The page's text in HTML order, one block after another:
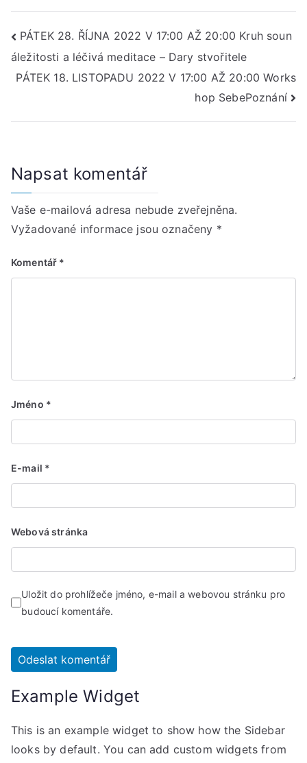
Navigace
pro
PÁTEK 28. ŘÍJNA 2022 V 17:00 AŽ 20:00 Kruh soun
áležitosti a léčivá meditace – Dary stvořitele
PÁTEK 18. LISTOPADU 2022 V 17:00 AŽ 20:00 Works
hop SebePoznání
Napsat komentář
Vaše e-mailová adresa nebude zveřejněna.
Vyžadované informace jsou označeny *
Komentář *
Jméno *
E-mail *
Webová stránka
Uložit do prohlížeče jméno, e-mail a webovou stránku pro
budoucí komentáře.
Example Widget
This is an example widget to show how the Sidebar
looks by default. You can add custom widgets from